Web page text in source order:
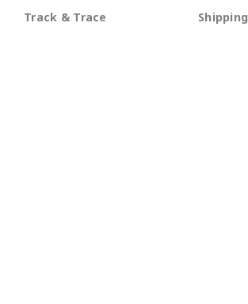
Track & Trace Shipping